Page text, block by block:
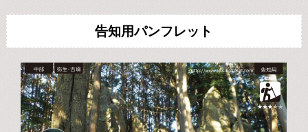
告知用パンフレット